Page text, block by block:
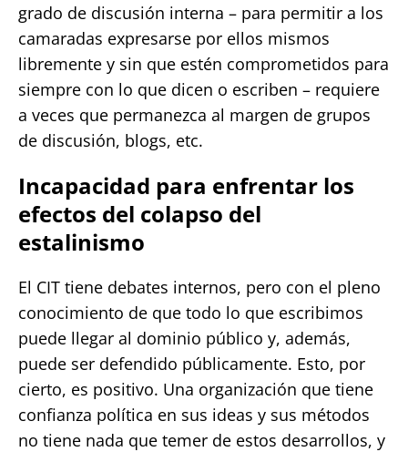
grado de discusión interna – para permitir a los
camaradas expresarse por ellos mismos
libremente y sin que estén comprometidos para
siempre con lo que dicen o escriben – requiere
a veces que permanezca al margen de grupos
de discusión, blogs, etc.
Incapacidad para enfrentar los
efectos del colapso del
estalinismo
El CIT tiene debates internos, pero con el pleno
conocimiento de que todo lo que escribimos
puede llegar al dominio público y, además,
puede ser defendido públicamente. Esto, por
cierto, es positivo. Una organización que tiene
confianza política en sus ideas y sus métodos
no tiene nada que temer de estos desarrollos, y